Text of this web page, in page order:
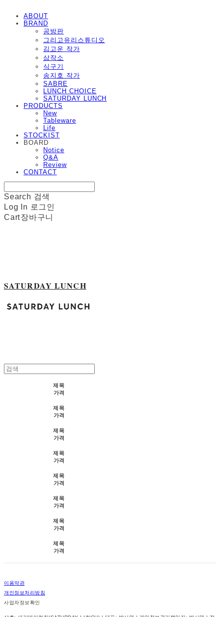
ABOUT
BRAND
공방판
그리고유리스튜디오
김고운 작가
삼작소
식구기
송지호 작가
SABRE
LUNCH CHOICE
SATURDAY LUNCH
PRODUCTS
New
Tableware
Life
STOCKIST
BOARD
Notice
Q&A
Review
CONTACT
Search 검색
Log In 로그인
Cart장바구니
SATURDAY LUNCH
제목
가격
제목
가격
제목
가격
제목
가격
제목
가격
제목
가격
제목
가격
제목
가격
이용약관
개인정보처리방침
사업자정보확인